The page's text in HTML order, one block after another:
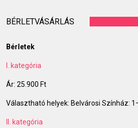
BÉRLETVÁSÁRLÁS
Bérletek
I. kategória
Ár: 25.900 Ft
Választható helyek: Belvárosi Színház:
II. kategória